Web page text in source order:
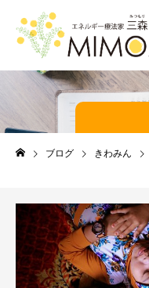
ブログ きわみん